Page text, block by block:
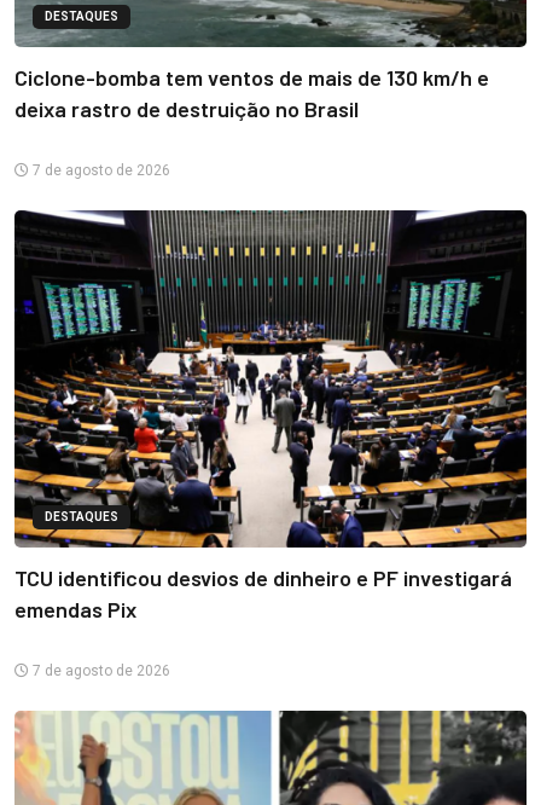
DESTAQUES
Ciclone-bomba tem ventos de mais de 130 km/h e
deixa rastro de destruição no Brasil
7 de agosto de 2026
DESTAQUES
TCU identificou desvios de dinheiro e PF investigará
emendas Pix
7 de agosto de 2026